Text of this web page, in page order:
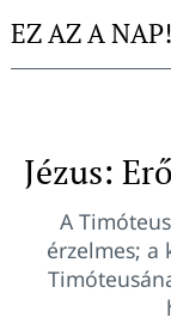
toEZ AZ A
Jézus:
A
érzelmes; a